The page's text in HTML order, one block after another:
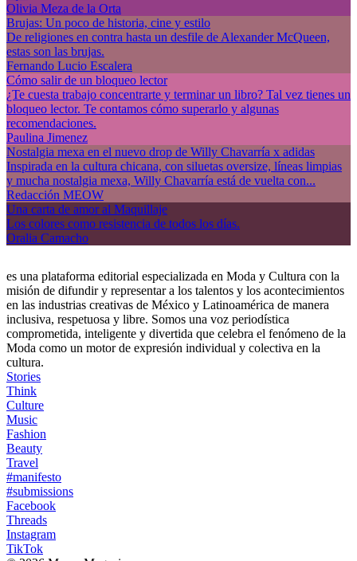
Olivia Meza de la Orta
Brujas: Un poco de historia, cine y estilo
De religiones en contra hasta un desfile de Alexander McQueen,
estas son las brujas.
Fernando Lucio Escalera
Cómo salir de un bloqueo lector
¿Te cuesta trabajo concentrarte y terminar un libro? Tal vez tienes un
bloqueo lector. Te contamos cómo superarlo y algunas
recomendaciones.
Paulina Jimenez
Nostalgia mexa en el nuevo drop de Willy Chavarría x adidas
Inspirada en la cultura chicana, con siluetas oversize, líneas limpias
y mucha nostalgia mexa, Willy Chavarría está de vuelta con...
Redacción MEOW
Una carta de amor al Maquillaje
Los colores como resistencia de todos los días.
Oralia Camacho
es una plataforma editorial especializada en Moda y Cultura con la
misión de difundir y representar a los talentos y los acontecimientos
en las industrias creativas de México y Latinoamérica de manera
inclusiva, respetuosa y libre. Somos una voz periodística
comprometida, inteligente y divertida que celebra el fenómeno de la
Moda como un motor de expresión individual y colectiva en la
cultura.
Stories
Think
Culture
Music
Fashion
Beauty
Travel
#manifesto
#submissions
Facebook
Threads
Instagram
TikTok